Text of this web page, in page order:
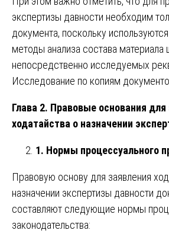
экспертизы давности необходим
документа, поскольку
методы анализа состава материала
непосредственно исследуемых
Исследование по копиям
Глава 2. Правовые основания для
ходатайства о назначении
1. Нормы процессуального
Правовую основу для заявления
назначении экспертизы давности
составляют следующие нормы
законодательства: